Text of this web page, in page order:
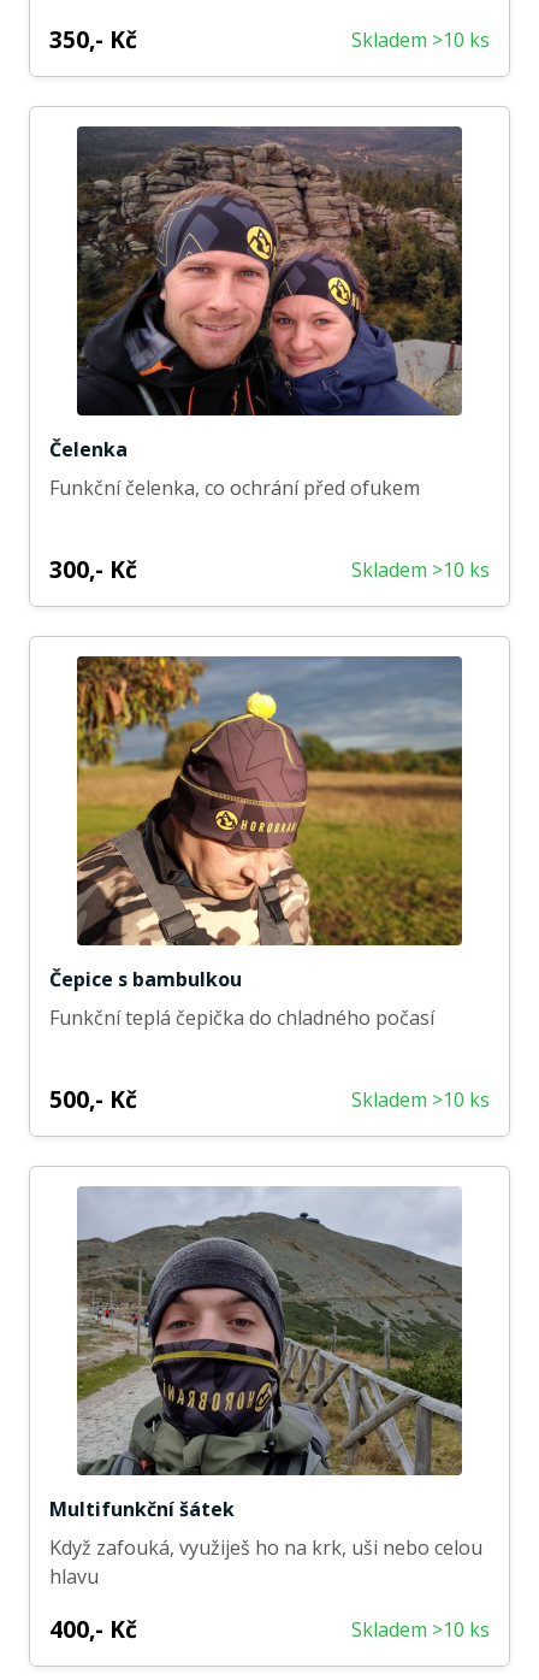
350,- Kč Skladem >10 ks
Čelenka
Funkční čelenka, co ochrání před ofukem
300,- Kč Skladem >10 ks
Čepice s bambulkou
Funkční teplá čepička do chladného počasí
500,- Kč Skladem >10 ks
Multifunkční šátek
Když zafouká, využiješ ho na krk, uši nebo celou
hlavu
400,- Kč Skladem >10 ks